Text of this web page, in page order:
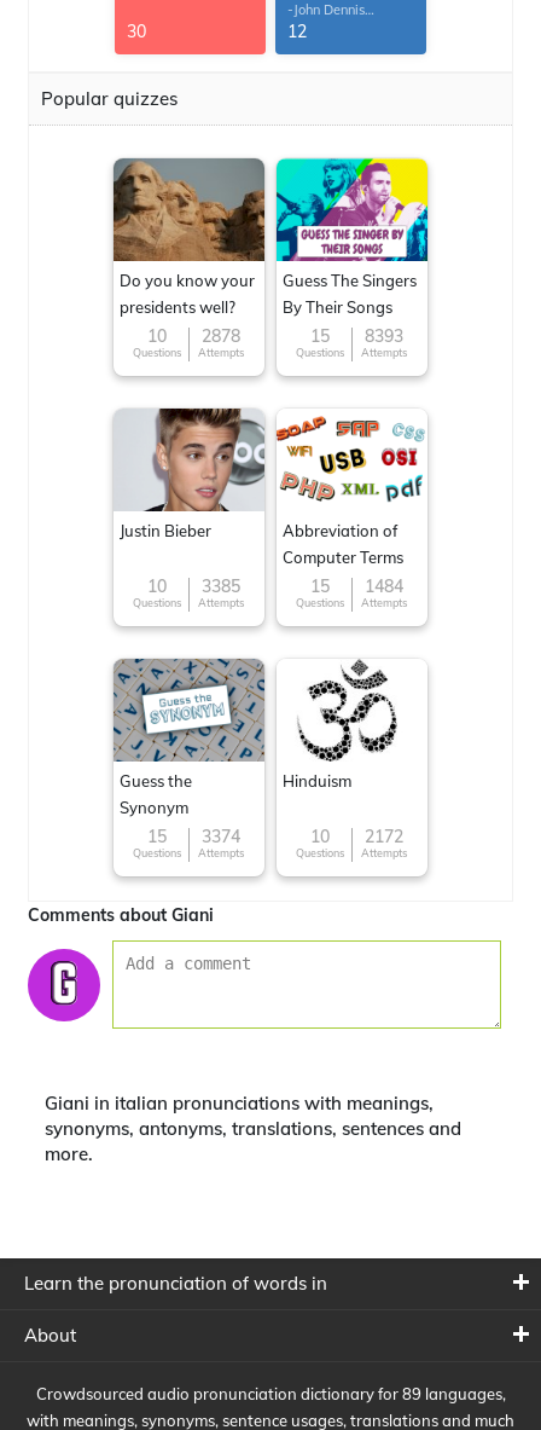
30
-John Dennis
G.Thomas
12
Popular quizzes
Do you know your
presidents well?
10
Questions
2878
Attempts
Guess The Singers
By Their Songs
15
Questions
8393
Attempts
Justin Bieber
10
Questions
3385
Attempts
Abbreviation of
Computer Terms
15
Questions
1484
Attempts
Guess the
Synonym
15
Questions
3374
Attempts
Hinduism
10
Questions
2172
Attempts
Comments about Giani
Giani in italian pronunciations with meanings,
synonyms, antonyms, translations, sentences and
more.
Learn the pronunciation of words in
About
Crowdsourced audio pronunciation dictionary for 89 languages,
with meanings, synonyms, sentence usages, translations and much